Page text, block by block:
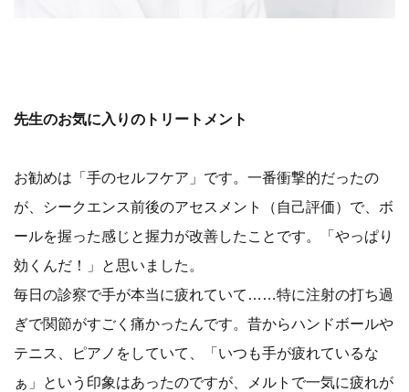
先生のお気に入りのトリートメント
お勧めは「手のセルフケア」です。一番衝撃的だったの
が、シークエンス前後のアセスメント（自己評価）で、ボ
ールを握った感じと握力が改善したことです。「やっぱり
効くんだ！」と思いました。
毎日の診察で手が本当に疲れていて……特に注射の打ち過
ぎで関節がすごく痛かったんです。昔からハンドボールや
テニス、ピアノをしていて、「いつも手が疲れているな
ぁ」という印象はあったのですが、メルトで一気に疲れが